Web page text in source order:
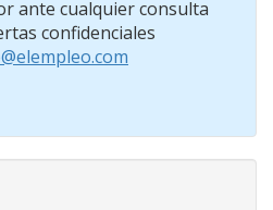
ante cualquier consulta
confidenciales